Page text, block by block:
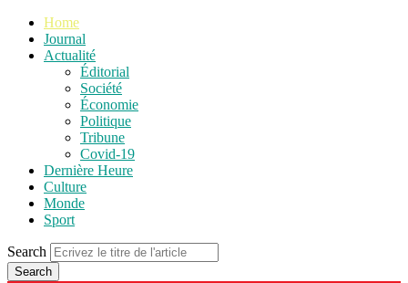
Home
Journal
Actualité
Éditorial
Société
Économie
Politique
Tribune
Covid-19
Dernière Heure
Culture
Monde
Sport
Search